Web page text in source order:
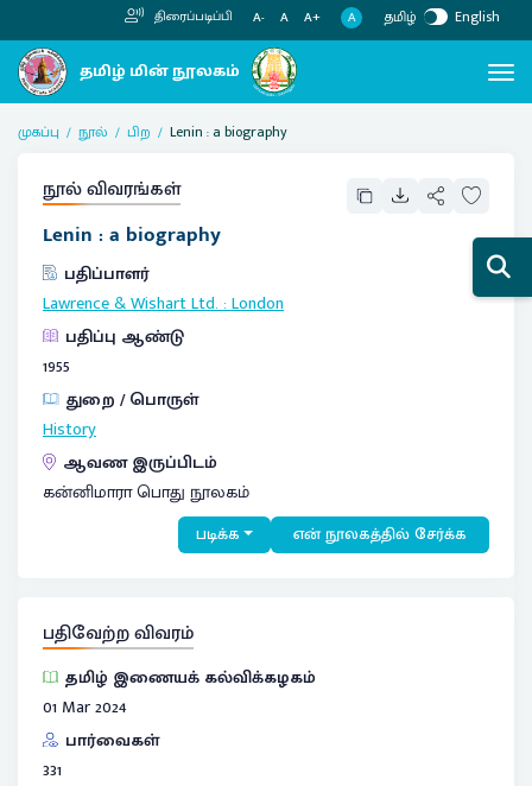
திரைப்படிப்பி A- A A+ A தமிழ் English
முகப்பு நூல் பிற Lenin : a biography
நூல் விவரங்கள்
Lenin : a biography
பதிப்பாளர்
Lawrence & Wishart Ltd.:London
பதிப்பு ஆண்டு
1955
துறை / பொருள்
History
ஆவண இருப்பிடம்
கன்னிமாரா பொது நூலகம்
படிக்க என் நூலகத்தில் சேர்க்க
பதிவேற்ற விவரம்
தமிழ் இணையக் கல்விக்கழகம்
01 Mar 2024
பார்வைகள்
331